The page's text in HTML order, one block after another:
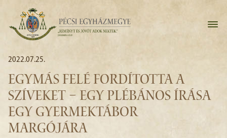
2022.07.25.
EGYMÁS FELÉ FORDÍTOTTA A
SZÍVEKET – EGY PLÉBÁNOS ÍRÁSA
EGY GYERMEKTÁBOR
MARGÓJÁRA